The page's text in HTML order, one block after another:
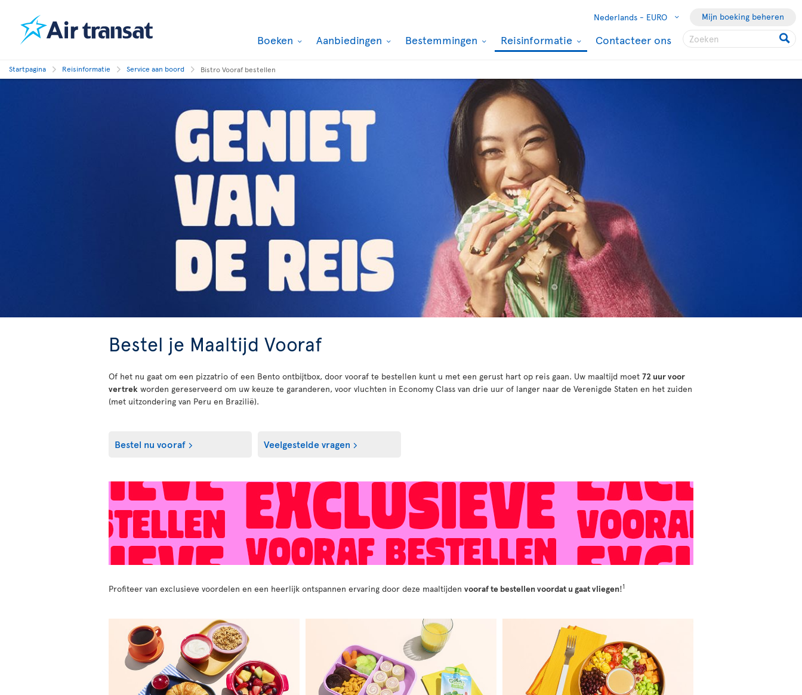
Nederlands - EURO Mijn boeking beheren
Boeken Aanbiedingen Bestemmingen Reisinformatie Contacteer ons
Startpagina Reisinformatie Service aan boord Bistro Vooraf bestellen
Bestel je Maaltijd Vooraf
Of het nu gaat om een pizzatrio of een Bento ontbijtbox, door vooraf te bestellen kunt u met een gerust hart op reis gaan. Uw maaltijd moet 72 uur voor
vertrek worden gereserveerd om uw keuze te garanderen, voor vluchten in Economy Class van drie uur of langer naar de Verenigde Staten en het zuiden
(met uitzondering van Peru en Brazilië).
Bestel nu vooraf Veelgestelde vragen
Profiteer van exclusieve voordelen en een heerlijk ontspannen ervaring door deze maaltijden vooraf te bestellen voordat u gaat vliegen!1